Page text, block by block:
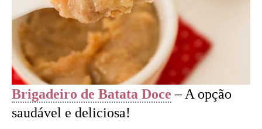
Brigadeiro de Batata Doce – A opção
saudável e deliciosa!